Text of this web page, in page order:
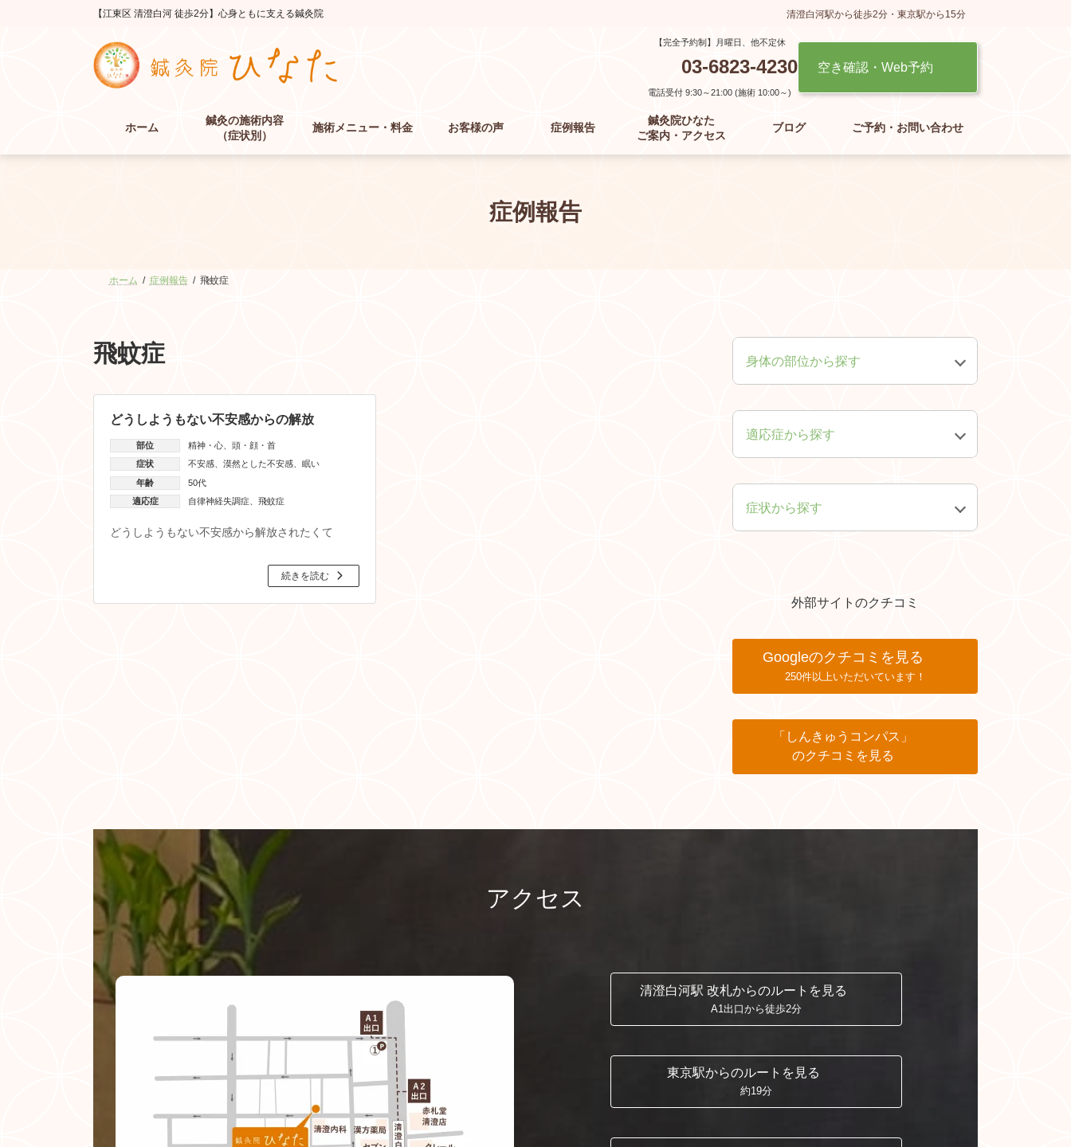
プ
動
【江東区 清澄白河 徒歩2分】心身ともに支える鍼灸院 清澄白河駅から徒歩2分・東京駅から15分
【完全予約制】月曜日、他不定休
03-6823-4230
電話受付 9:30～21:00 (施術 10:00～)
空き確認・Web予約
ホーム
鍼灸の施術内容
（症状別）
施術メニュー・料金 お客様の声 症例報告
鍼灸院ひなた
ご案内・アクセス
ブログ ご予約・お問い合わせ
症例報告
ホーム 症例報告 飛蚊症
飛蚊症
どうしようもない不安感からの解放
部位 精神・心
頭・顔・首
症状
不安感 漠然とした不安感
眠い
年齢
50代
適応症
自律神経失調症 飛蚊症
続きを読む
どうしようもない不安感から解放されたくて
身体の部位から探す
肩・腕・手
適応症から探す
症状から探す
外部サイトのクチコミ
Googleのクチコミを見る
250件以上いただいています！
「しんきゅうコンパス」
のクチコミを見る
アクセス
清澄白河駅 改札からのルートを見る
A1出口から徒歩2分
東京駅からのルートを見る
約19分